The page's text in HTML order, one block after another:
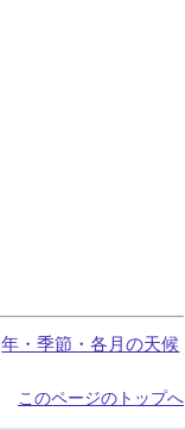
年・季節・各月の天候
このページのトップへ